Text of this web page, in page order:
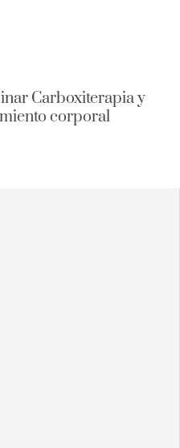
Carboxiterapia y
corporal